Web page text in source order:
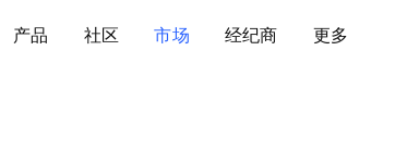
产品 社区 市场 经纪商 更多